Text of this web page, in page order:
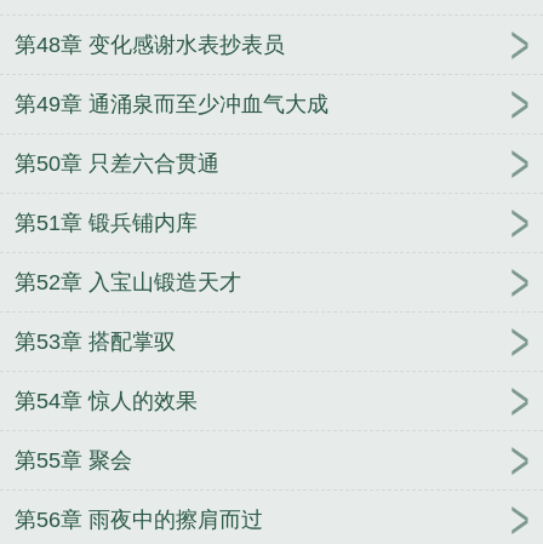
第48章 变化感谢水表抄表员
第49章 通涌泉而至少冲血气大成
第50章 只差六合贯通
第51章 锻兵铺内库
第52章 入宝山锻造天才
第53章 搭配掌驭
第54章 惊人的效果
第55章 聚会
第56章 雨夜中的擦肩而过